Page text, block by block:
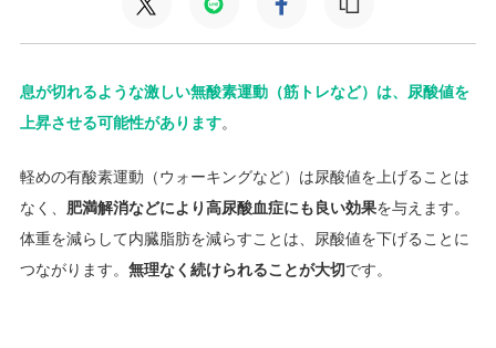
息が切れるような激しい無酸素運動（筋トレなど）は、尿酸値を
上昇させる可能性があります。
軽めの有酸素運動（ウォーキングなど）は尿酸値を上げることは
なく、 肥満解消などにより高尿酸血症にも良い効果を与えます。
体重を減らして内臓脂肪を減らすことは、尿酸値を下げることに
つながります。 無理なく続けられることが大切です。